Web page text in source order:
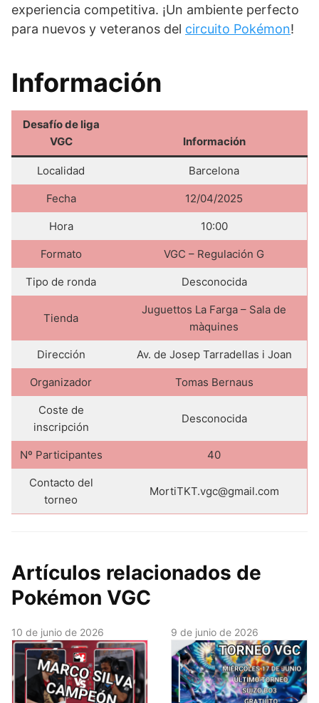
experiencia competitiva. ¡Un ambiente perfecto
para nuevos y veteranos del circuito Pokémon!
Información
Desafío de liga
VGC
Información
Localidad Barcelona
Fecha 12/04/2025
Hora 10:00
Formato VGC – Regulación G
Tipo de ronda Desconocida
Tienda
Juguettos La Farga – Sala de
màquines
Dirección Av. de Josep Tarradellas i Joan
Organizador Tomas Bernaus
Coste de
inscripción
Desconocida
Nº Participantes 40
Contacto del
torneo
MortiTKT.vgc@gmail.com
Artículos relacionados de
Pokémon VGC
10 de junio de 2026 9 de junio de 2026